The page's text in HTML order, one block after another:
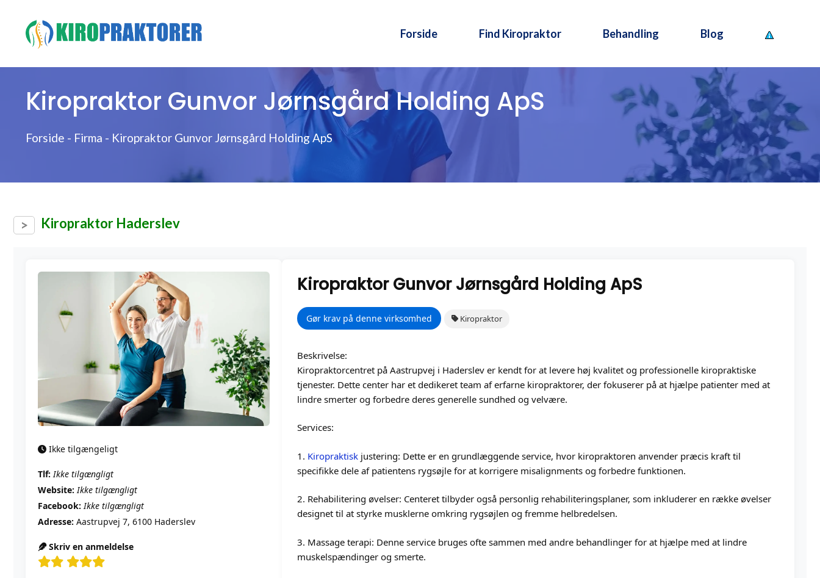
indhold
Forside Find Kiropraktor Behandling Blog
Kiropraktor Gunvor Jørnsgård Holding ApS
Forside - Firma - Kiropraktor Gunvor Jørnsgård Holding ApS
Kiropraktor Haderslev
Ikke tilgængeligt
Tlf: Ikke tilgængligt
Website: Ikke tilgængligt
Facebook: Ikke tilgængligt
Adresse: Aastrupvej 7, 6100 Haderslev
Skriv en anmeldelse
Kiropraktor Gunvor Jørnsgård Holding ApS
Gør krav på denne virksomhed Kiropraktor
Beskrivelse:
Kiropraktorcentret på Aastrupvej i Haderslev er kendt for at levere høj kvalitet og professionelle kiropraktiske
tjenester. Dette center har et dedikeret team af erfarne kiropraktorer, der fokuserer på at hjælpe patienter med at
lindre smerter og forbedre deres generelle sundhed og velvære.
Services:
1. Kiropraktisk justering: Dette er en grundlæggende service, hvor kiropraktoren anvender præcis kraft til
specifikke dele af patientens rygsøjle for at korrigere misalignments og forbedre funktionen.
2. Rehabilitering øvelser: Centeret tilbyder også personlig rehabiliteringsplaner, som inkluderer en række øvelser
designet til at styrke musklerne omkring rygsøjlen og fremme helbredelsen.
3. Massage terapi: Denne service bruges ofte sammen med andre behandlinger for at hjælpe med at lindre
muskelspændinger og smerte.